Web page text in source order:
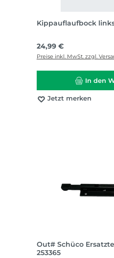
Kippauflaufbock
Regulärer Preis:
24,99 €
Preise inkl. MwSt. zzgl.
In den
Jetzt merken
Out# Schüco
253365